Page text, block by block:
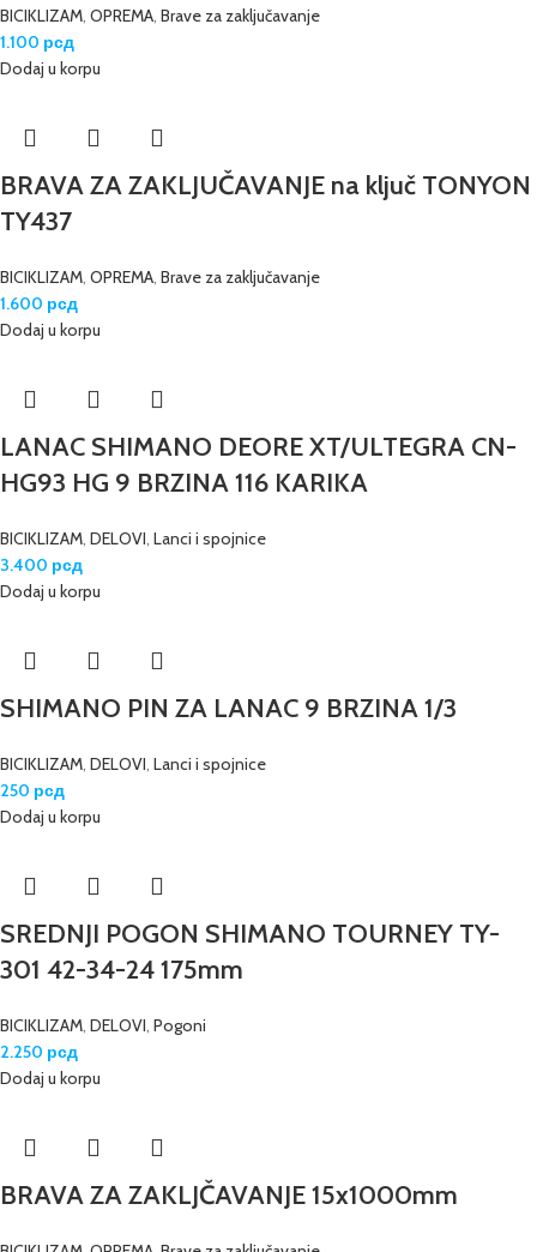
BICIKLIZAM OPREMA Brave za zaključavanje
1.100 рсд
Dodaj u korpu
BRAVA ZA ZAKLJUČAVANJE na ključ TONYON
TY437
BICIKLIZAM OPREMA Brave za zaključavanje
1.600 рсд
Dodaj u korpu
LANAC SHIMANO DEORE XT/ULTEGRA CN-
HG93 HG 9 BRZINA 116 KARIKA
BICIKLIZAM DELOVI Lanci i spojnice
3.400 рсд
Dodaj u korpu
SHIMANO PIN ZA LANAC 9 BRZINA 1/3
BICIKLIZAM DELOVI Lanci i spojnice
250 рсд
Dodaj u korpu
SREDNJI POGON SHIMANO TOURNEY TY-
301 42-34-24 175mm
BICIKLIZAM DELOVI Pogoni
2.250 рсд
Dodaj u korpu
BRAVA ZA ZAKLJČAVANJE 15x1000mm